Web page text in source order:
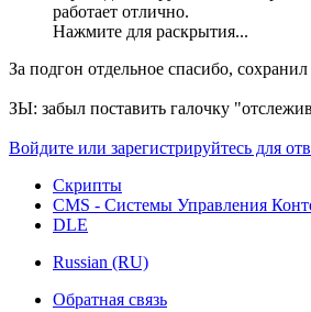
работает отлично.
Нажмите для раскрытия...
За подгон отдельное спасибо, сохранил
ЗЫ: забыл поставить галочку
Войдите или зарегистрируйтесь для
Скрипты
CMS - Системы Управления
DLE
Russian (RU)
Обратная связь